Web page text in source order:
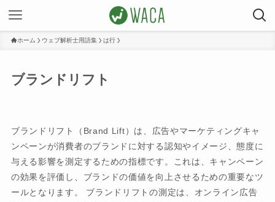
ホーム ウェブ解析士用語集 は行
ブランドリフト
ブランドリフト（Brand Lift）は、広告やマーケティングキャ
ンペーンが消費者のブランドに対する認知やイメージ、態度に
与える影響を測定するための指標です。これは、キャンペーン
の効果を評価し、ブランドの価値を向上させるための重要なツ
ールとなります。 ブランドリフトの測定は、オンライン広告